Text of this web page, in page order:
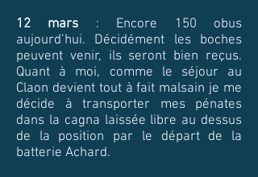
12 mars : Encore 150 obus
aujourd’hui. Décidément les boches
peuvent venir, ils seront bien reçus.
Quant à moi, comme le séjour au
Claon devient tout à fait malsain je me
décide à transporter mes pénates
dans la cagna laissée libre au dessus
de la position par le départ de la
batterie Achard.